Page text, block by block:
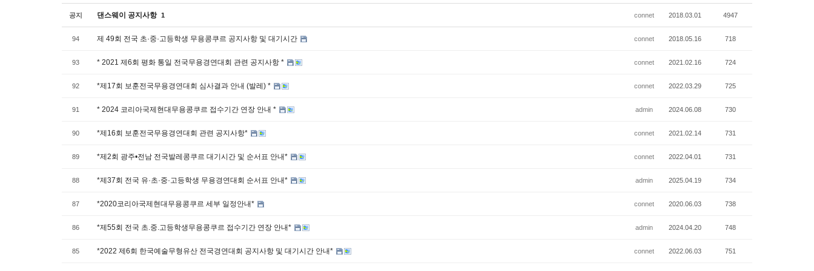
공지 댄스웨이 공지사항 1 connet 2018.03.01 4947
94 제 49회 전국 초·중·고등학생 무용콩쿠르 공지사항 및 대기시간 connet 2018.05.16 718
93 * 2021 제6회 평화 통일 전국무용경연대회 관련 공지사항 * connet 2021.02.16 724
92 *제17회 보훈전국무용경연대회 심사결과 안내 (발레) * connet 2022.03.29 725
91 * 2024 코리아국제현대무용콩쿠르 접수기간 연장 안내 * admin 2024.06.08 730
90 *제16회 보훈전국무용경연대회 관련 공지사항* connet 2021.02.14 731
89 *제2회 광주•전남 전국발레콩쿠르 대기시간 및 순서표 안내* connet 2022.04.01 731
88 *제37회 전국 유·초·중·고등학생 무용경연대회 순서표 안내* admin 2025.04.19 734
87 *2020코리아국제현대무용콩쿠르 세부 일정안내* connet 2020.06.03 738
86 *제55회 전국 초.중.고등학생무용콩쿠르 접수기간 연장 안내* admin 2024.04.20 748
85 *2022 제6회 한국예술무형유산 전국경연대회 공지사항 및 대기시간 안내* connet 2022.06.03 751